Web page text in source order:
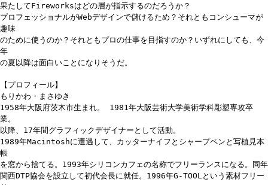
果たしてFireworksはどの層が指示するのだろうか？
プロフェッショナルがWebデザインで儲けるため？それともコンシューマが
趣味
のために使うのか？それともプロの仕事を目指すのか？いずれにしても、今
年
の夏以降は面白いことになりそうだ。
【プロフィール】
もりかわ・まさゆき
1958年大阪府茨木市生まれ。 1981年大阪芸術大学美術学科彫塑専攻卒
業。
以降、17年間グラフィックデザイナーとして活動。
1989年Macintoshに遭遇して、カッターナイフとシャープペンと写植見本
帳
を窓から捨てる。1993年シリコンカフェの名称でフリーランスになる。同年
関西DTP協会を設立して初代会長に就任。1996年G-TOOLという素材フリー